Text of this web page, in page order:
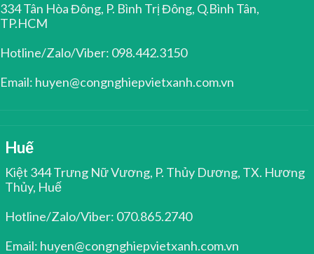
334 Tân Hòa Đông, P. Bình Trị Đông, Q.Bình Tân,
TP.HCM
Hotline/Zalo/Viber: 098.442.3150
Email: huyen@congnghiepvietxanh.com.vn
Huế
Kiệt 344 Trưng Nữ Vương, P. Thủy Dương, TX. Hương
Thủy, Huế
Hotline/Zalo/Viber: 070.865.2740
Email: huyen@congnghiepvietxanh.com.vn